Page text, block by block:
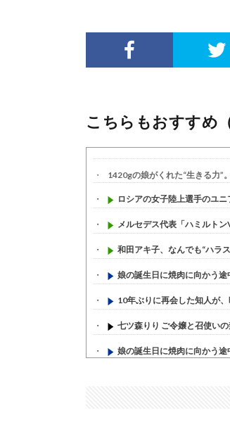
こちらもおすすめ
1420gの娘がくれた“生きる力”。
ロシアの女子陸上選手のユ
メルセデス代表「ハミルト
和田アキ子、なんでも“ハラ
娘の誕生日に焼肉に向かう
10年ぶりに再会した知人が
七ツ森りり ご令嬢と召使い
娘の誕生日に焼肉に向かう